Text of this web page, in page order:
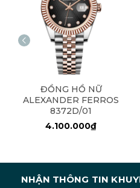
ĐỒNG HỒ NỮ
ALEXANDER FERROS
8372D/01
4.100.000₫
NHẬN THÔNG TIN